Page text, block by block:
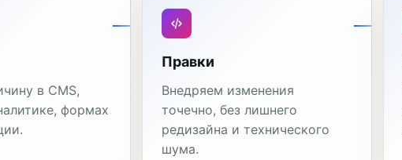
в CMS,
формах
Правки
Внедряем изменения
точечно, без лишнего
редизайна и технического
шума.